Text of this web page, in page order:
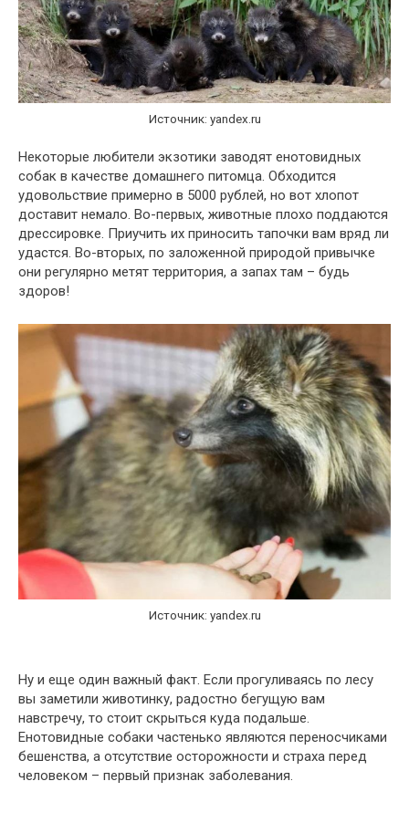
Источник: yandex.ru
Некоторые любители экзотики заводят енотовидных
собак в качестве домашнего питомца. Обходится
удовольствие примерно в 5000 рублей, но вот хлопот
доставит немало. Во-первых, животные плохо поддаются
дрессировке. Приучить их приносить тапочки вам вряд ли
удастся. Во-вторых, по заложенной природой привычке
они регулярно метят территория, а запах там – будь
здоров!
Источник: yandex.ru
Ну и еще один важный факт. Если прогуливаясь по лесу
вы заметили животинку, радостно бегущую вам
навстречу, то стоит скрыться куда подальше.
Енотовидные собаки частенько являются переносчиками
бешенства, а отсутствие осторожности и страха перед
человеком – первый признак заболевания.